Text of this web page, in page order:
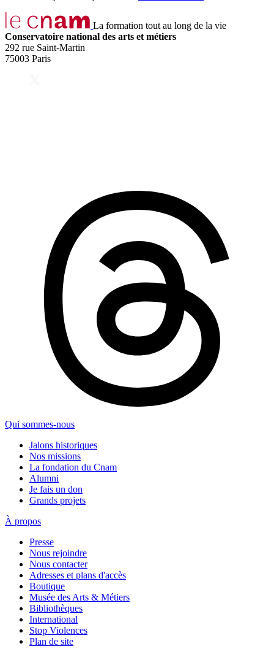
La formation tout au long de la vie
Conservatoire national des arts et métiers
292 rue Saint-Martin
75003 Paris
Qui sommes-nous
Jalons historiques
Nos missions
La fondation du Cnam
Alumni
Je fais un don
Grands projets
À propos
Presse
Nous rejoindre
Nous contacter
Adresses et plans d'accès
Boutique
Musée des Arts & Métiers
Bibliothèques
International
Stop Violences
Plan de site